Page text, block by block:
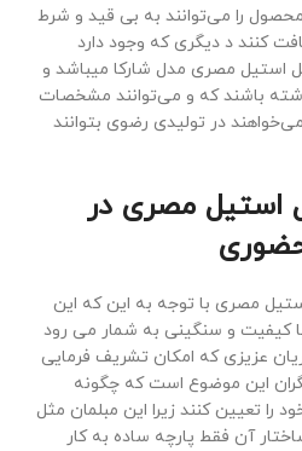
را می‌توانند به بی قید و شرط
کنند د دیگری که وجود دارد
استیل مصری مدل شارکا میباشد و
باشند که و می‌توانند مشخصات
در تولیدی رضوی بتوانند
استیل مصری در
حضوری
مصری با توجه به این که این
با کیفیت و سنگینی به شمار می رود
عزیزی که امکان تشریف فرمایی
نگران این موضوع است که چگونه
را تعیین کنند زیرا این مبلمان مثل
آن فقط پارچه ساده به کار